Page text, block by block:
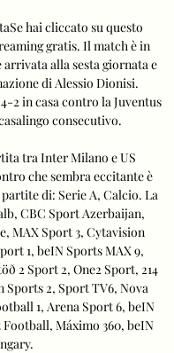
hai cliccato su questo
gratis. Il match è in
arrivata alla sesta giornata e
di Alessio Dionisi.
2 in casa contro la Juventus
consecutivo.
tra Inter Milano e US
che sembra eccitante è
di: Serie A, Calcio. La
CBC Sport Azerbaijan,
MAX Sport 3, Cytavision
1, beIN Sports MAX 9,
2 Sport 2, One2 Sport, 214
Sports 2, Sport TV6, Nova
1, Arena Sport 6, beIN
Máximo 360, beIN